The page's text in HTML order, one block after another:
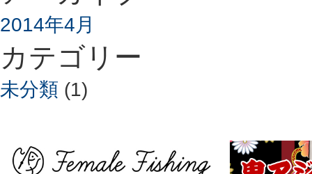
2014年4月
カテゴリー
未分類 (1)